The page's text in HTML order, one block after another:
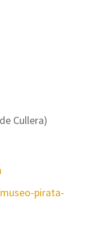
Cullera)
pirata-